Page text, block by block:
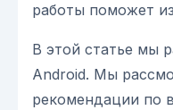
работы поможет
В этой статье мы
Android. Мы
рекомендации по